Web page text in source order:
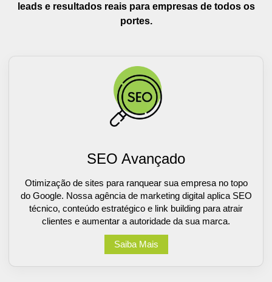
leads e resultados reais para empresas de todos os
portes.
SEO Avançado
Otimização de sites para ranquear sua empresa no topo
do Google. Nossa agência de marketing digital aplica SEO
técnico, conteúdo estratégico e link building para atrair
clientes e aumentar a autoridade da sua marca.
Saiba Mais